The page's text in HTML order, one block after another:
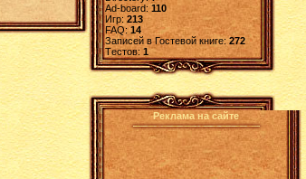
Ad-board:110
Игр: 213
FAQ:14
Записей в Гостевой книге:272
Tестов: 1
Реклама на сайте